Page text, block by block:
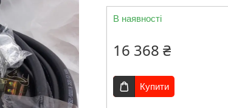
В наявності
16 368 ₴
Купити